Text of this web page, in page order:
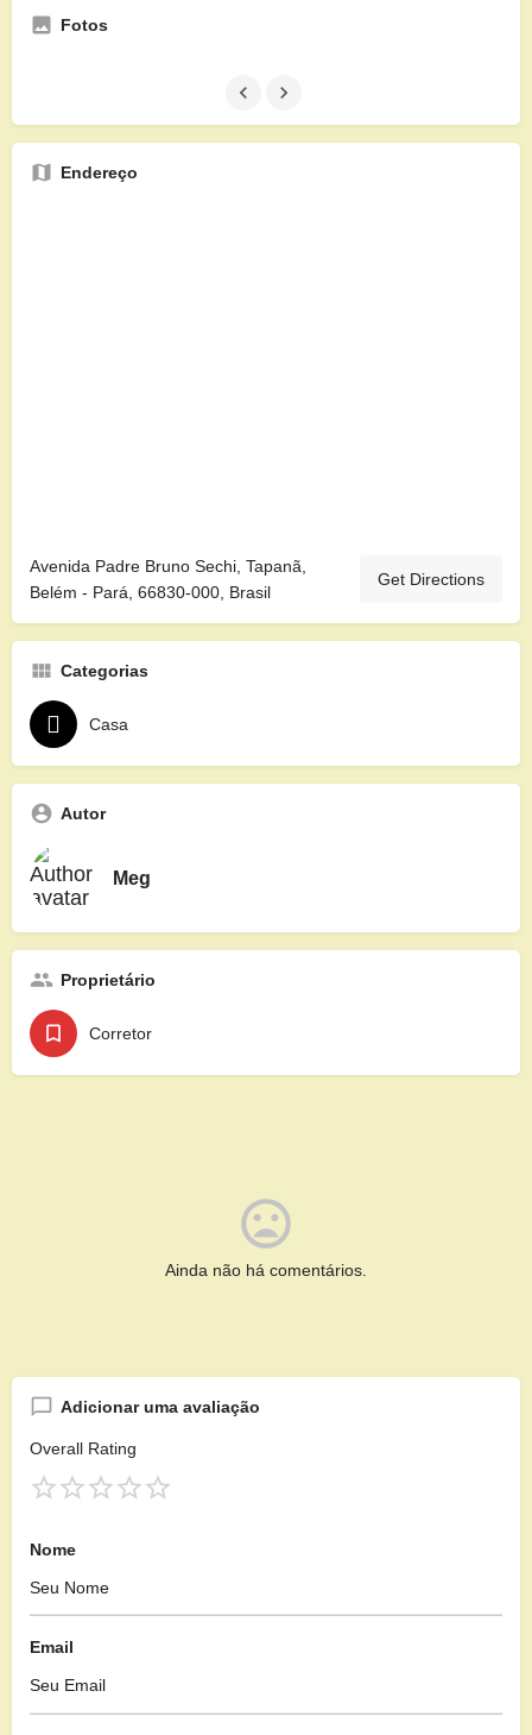
Fotos
Endereço
Avenida Padre Bruno Sechi, Tapanã,
Belém - Pará, 66830-000, Brasil
Get Directions
Categorias
Casa
Autor
Meg
Proprietário
Corretor
Ainda não há comentários.
Adicionar uma avaliação
Overall Rating
Nome
Email